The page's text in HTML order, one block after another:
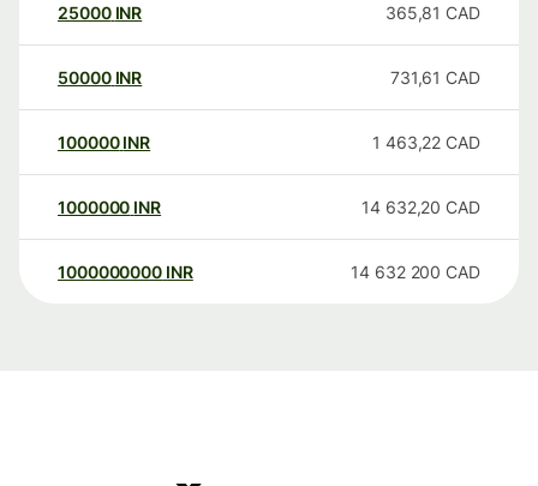
25000 INR 365,81 CAD
50000 INR 731,61 CAD
100000 INR 1 463,22 CAD
1000000 INR 14 632,20 CAD
1000000000 INR 14 632 200 CAD